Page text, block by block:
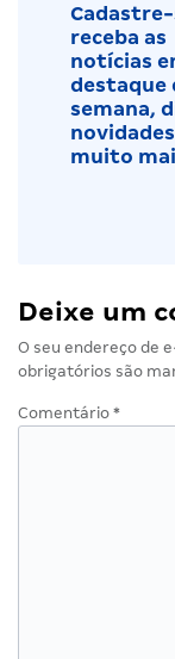
Cadastre-
receba as
notícias
destaque
semana,
muito
Deixe um
O seu endereço de
obrigatórios são
Comentário *